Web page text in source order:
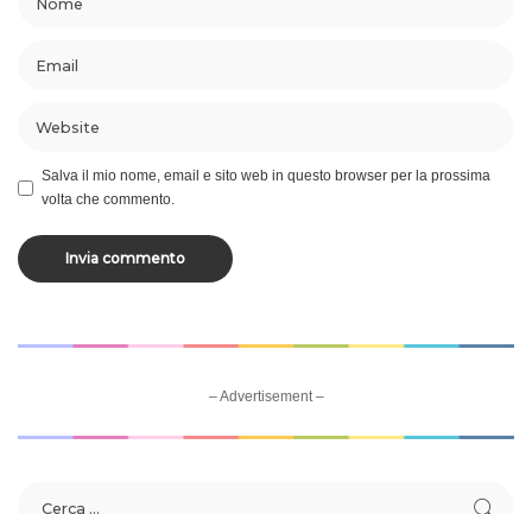
Salva il mio nome, email e sito web in questo browser per la prossima
volta che commento.
– Advertisement –